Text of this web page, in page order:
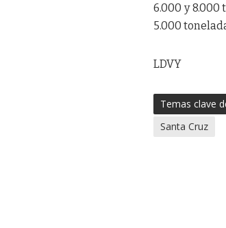
6.000 y
5.000
LDVY
Temas clave
Santa Cruz